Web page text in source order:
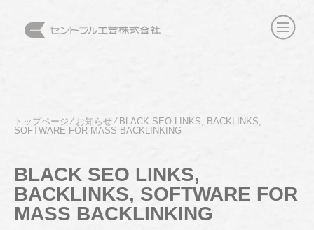
トップページ⁄ お知らせ⁄ BLACK SEO LINKS, BACKLINKS,
SOFTWARE FOR MASS BACKLINKING
BLACK SEO LINKS,
BACKLINKS, SOFTWARE FOR
MASS BACKLINKING